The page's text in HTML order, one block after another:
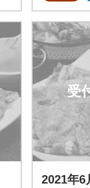
受
2021年6